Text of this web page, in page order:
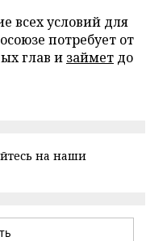
всех условий для
потребует от
глав и займет до
на наши